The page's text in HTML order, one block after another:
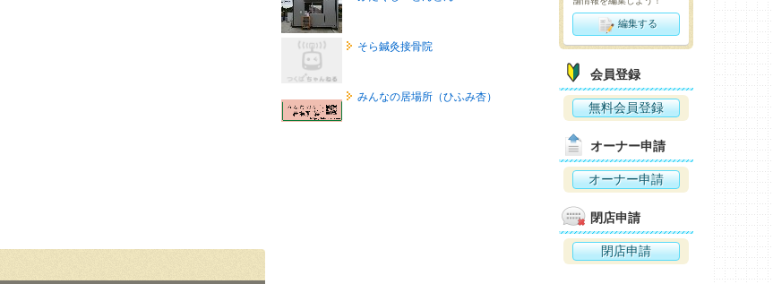
そら鍼灸接骨院
みんなの居場所（ひふみ杏）
編集する
会員登録
無料会員登録
オーナー申請
オーナー申請
閉店申請
閉店申請